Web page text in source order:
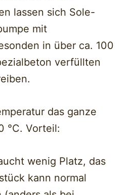
lassen sich Sole-
mit
in über ca. 100
verfüllten
das ganze
°C. Vorteil:
wenig Platz, das
kann normal